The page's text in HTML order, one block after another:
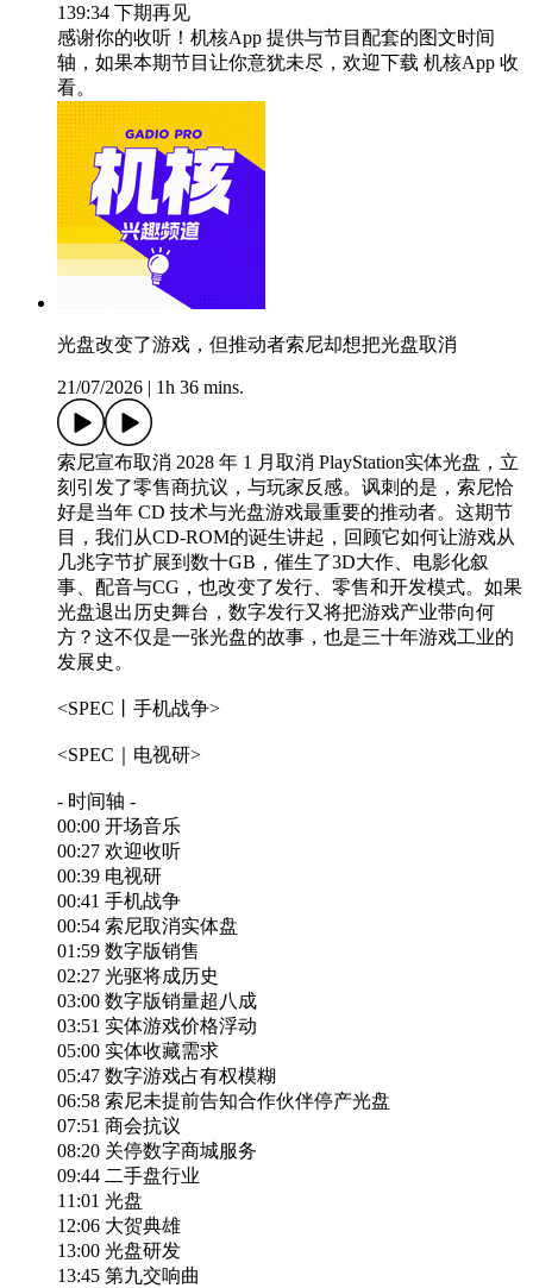
139:34 下期再见
感谢你的收听！机核App 提供与节目配套的图文时间
轴，如果本期节目让你意犹未尽，欢迎下载 机核App 收
看。
光盘改变了游戏，但推动者索尼却想把光盘取消
21/07/2026 1h 36 mins.
索尼宣布取消 2028 年 1 月取消 PlayStation实体光盘，立
刻引发了零售商抗议，与玩家反感。讽刺的是，索尼恰
好是当年 CD 技术与光盘游戏最重要的推动者。这期节
目，我们从CD-ROM的诞生讲起，回顾它如何让游戏从
几兆字节扩展到数十GB，催生了3D大作、电影化叙
事、配音与CG，也改变了发行、零售和开发模式。如果
光盘退出历史舞台，数字发行又将把游戏产业带向何
方？这不仅是一张光盘的故事，也是三十年游戏工业的
发展史。
<SPEC丨手机战争>
<SPEC｜电视研>
- 时间轴 -
00:00 开场音乐
00:27 欢迎收听
00:39 电视研
00:41 手机战争
00:54 索尼取消实体盘
01:59 数字版销售
02:27 光驱将成历史
03:00 数字版销量超八成
03:51 实体游戏价格浮动
05:00 实体收藏需求
05:47 数字游戏占有权模糊
06:58 索尼未提前告知合作伙伴停产光盘
07:51 商会抗议
08:20 关停数字商城服务
09:44 二手盘行业
11:01 光盘
12:06 大贺典雄
13:00 光盘研发
13:45 第九交响曲